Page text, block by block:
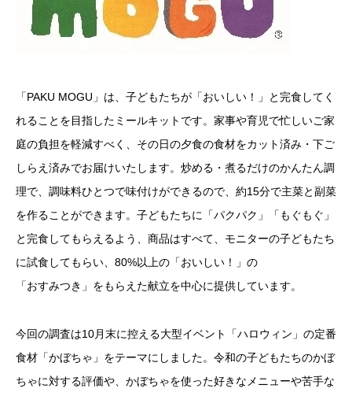
「PAKU MOGU」は、子どもたちが「おいしい！」と完食してく
れることを目指したミールキットです。家事や育児で忙しいご家
庭の負担を軽減すべく、その日の夕食の食材をカット済み・下ご
しらえ済みでお届けいたします。炒める・煮るだけのかんたん調
理で、調味料ひとつで味付けができるので、約15分で主菜と副菜
を作ることができます。子どもたちに「パクパク」「もぐもぐ」
と完食してもらえるよう、商品はすべて、モニターの子どもたち
に試食してもらい、80%以上の「おいしい！」の
「おすみつき」をもらえた献立を中心に提供しています。
今回の調査は10月末に控える大型イベント「ハロウィン」の定番
食材「かぼちゃ」をテーマにしました。令和の子どもたちのかぼ
ちゃに対する評価や、かぼちゃを使った好きなメニューや苦手な